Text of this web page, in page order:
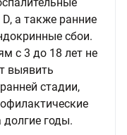
а также ранние
сбои.
с 3 до 18 лет не
выявить
стадии,
годы.